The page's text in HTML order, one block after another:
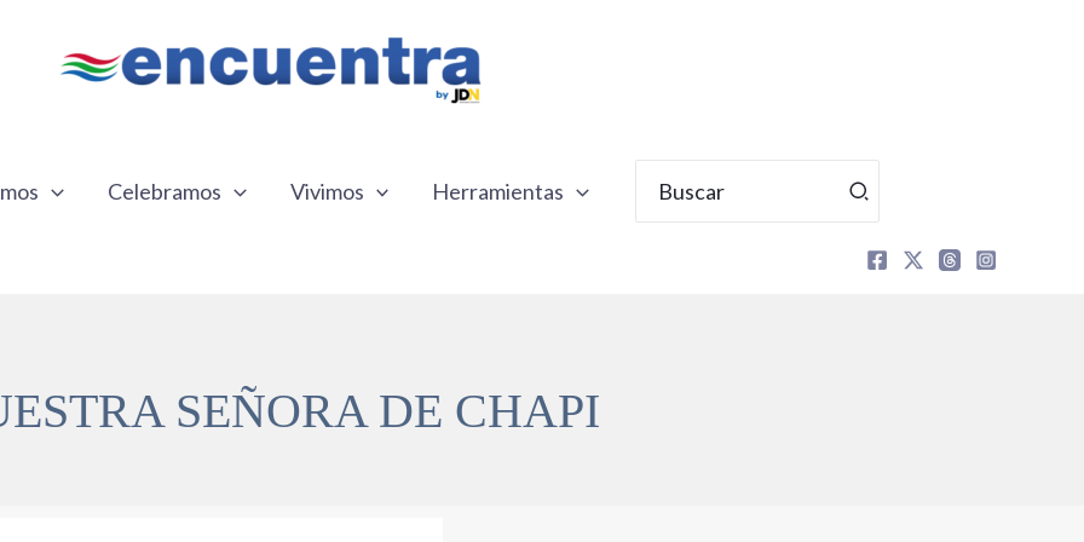
Celebramos Vivimos Herramientas
por:
SEÑORA DE CHAPI